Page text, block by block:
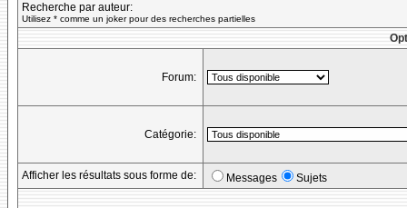
Recherche par auteur:
Utilisez * comme un joker pour des recherches partielles
Forum:
Catégorie:
Afficher les résultats sous forme de: Messages Sujets